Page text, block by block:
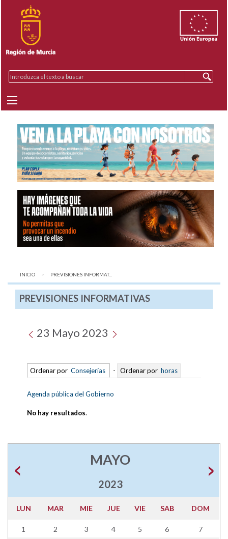
INICIO AQUÍ:
PREVISIONES INFORMAT...
PREVISIONES INFORMATIVAS
23 Mayo 2023
Ordenar por Consejerías - Ordenar por horas
Agenda pública del Gobierno
No hay resultados.
MAYO
2023
LUN MAR MIE JUE VIE SAB DOM
1 2 3 4 5 6 7